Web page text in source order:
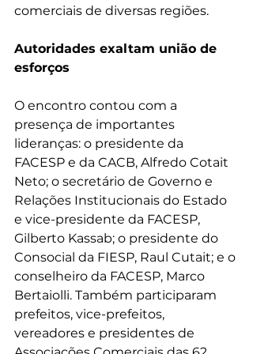
comerciais de diversas regiões.
Autoridades exaltam união de
esforços
O encontro contou com a
presença de importantes
lideranças: o presidente da
FACESP e da CACB, Alfredo Cotait
Neto; o secretário de Governo e
Relações Institucionais do Estado
e vice-presidente da FACESP,
Gilberto Kassab; o presidente do
Consocial da FIESP, Raul Cutait; e o
conselheiro da FACESP, Marco
Bertaiolli. Também participaram
prefeitos, vice-prefeitos,
vereadores e presidentes de